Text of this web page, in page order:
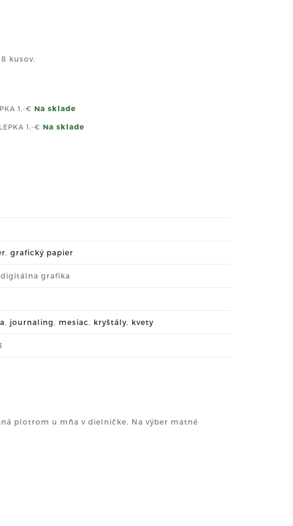
kusov.
1,-€ Na sklade
1,-€ Na sklade
, grafický papier
grafika
, journaling , mesiac , kryštály, kvety
plotrom u mňa v dielničke. Na výber matné